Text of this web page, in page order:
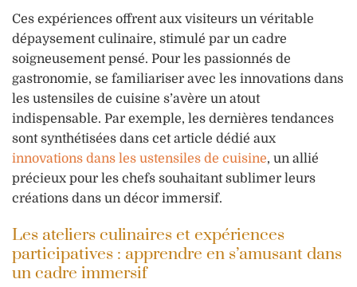
Ces expériences offrent aux visiteurs un véritable
dépaysement culinaire, stimulé par un cadre
soigneusement pensé. Pour les passionnés de
gastronomie, se familiariser avec les innovations dans
les ustensiles de cuisine s’avère un atout
indispensable. Par exemple, les dernières tendances
sont synthétisées dans cet article dédié aux
innovations dans les ustensiles de cuisine, un allié
précieux pour les chefs souhaitant sublimer leurs
créations dans un décor immersif.
Les ateliers culinaires et expériences
participatives : apprendre en s’amusant dans
un cadre immersif